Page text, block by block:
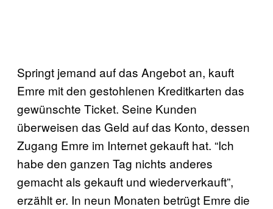
Springt jemand auf das Angebot an, kauft
Emre mit den gestohlenen Kreditkarten das
gewünschte Ticket. Seine Kunden
überweisen das Geld auf das Konto, dessen
Zugang Emre im Internet gekauft hat. “Ich
habe den ganzen Tag nichts anderes
gemacht als gekauft und wiederverkauft”,
erzählt er. In neun Monaten betrügt Emre die